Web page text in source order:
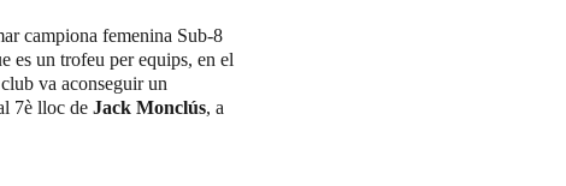
campiona femenina Sub-8
es un trofeu per equips, en el
va aconseguir un
7è lloc de Jack Monclús, a